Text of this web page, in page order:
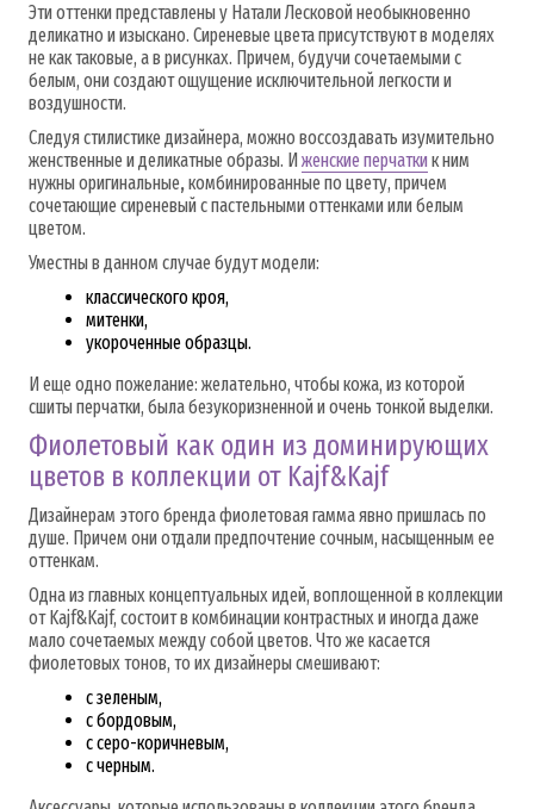
Эти оттенки представлены у Натали Лесковой необыкновенно
деликатно и изыскано. Сиреневые цвета присутствуют в моделях
не как таковые, а в рисунках. Причем, будучи сочетаемыми с
белым, они создают ощущение исключительной легкости и
воздушности.
Следуя стилистике дизайнера, можно воссоздавать изумительно
женственные и деликатные образы. Иженские перчатки к ним
нужны оригинальные,комбинированные по цвету, причем
сочетающие сиреневый с пастельными оттенками или белым
цветом.
Уместны в данном случае будут модели:
классического кроя,
митенки,
укороченные образцы.
И еще одно пожелание: желательно, чтобы кожа, из которой
сшиты перчатки, была безукоризненной и очень тонкой выделки.
Фиолетовый как один из доминирующих
цветов в коллекции от Kajf&Kajf
Дизайнерам этого бренда фиолетовая гамма явно пришлась по
душе. Причем они отдали предпочтение сочным, насыщенным ее
оттенкам.
Одна из главных концептуальных идей, воплощенной в коллекции
от Kajf&Kajf, состоит в комбинации контрастных и иногда даже
мало сочетаемых между собой цветов. Что же касается
фиолетовых тонов, то их дизайнеры смешивают:
с зеленым,
с бордовым,
с серо-коричневым,
с черным.